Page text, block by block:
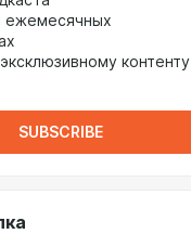
ежемесячных
контенту
SUBSCRIBE